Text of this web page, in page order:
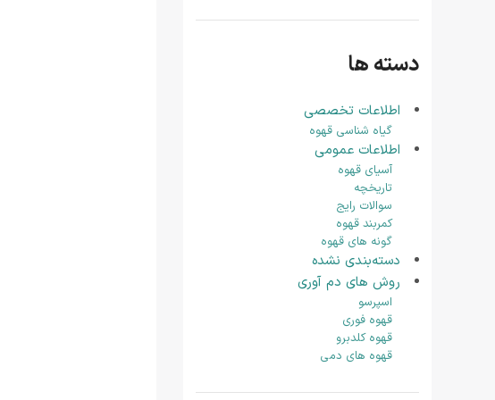
دسته ها
اطلاعات تخصصی
گیاه شناسی قهوه
اطلاعات عمومی
آسیای قهوه
تاریخچه
سوالات رایج
کمربند قهوه
گونه های قهوه
دسته‌بندی نشده
روش های دم آوری
اسپرسو
قهوه فوری
قهوه کلدبرو
قهوه های دمی